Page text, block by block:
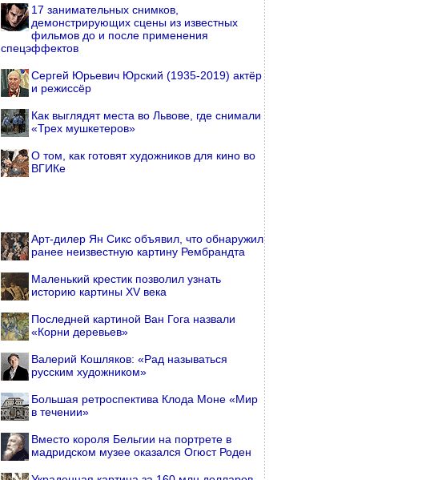
17 занимательных снимков,
демонстрирующих сцены из известных
фильмов до и после применения
спецэффектов
Сергей Юрьевич Юрский (1935-2019) актёр
и режиссёр
Как выглядят места во Львове, где снимали
«Трех мушкетеров»
О том, как готовят художников для кино во
ВГИКе
Арт-дилер Ян Сикс объявил, что обнаружил
ранее неизвестную картину Рембрандта
Маленький крестик позволил узнать
историю картины XV века
Последней картиной Ван Гога назвали
«Корни деревьев»
Валерий Кошляков: «Рад называться
русским художником»
Большая ретроспектива Клода Моне «Мир
в течении»
Вместо короля Бельгии на портрете в
мадридском музее оказался Огюст Роден